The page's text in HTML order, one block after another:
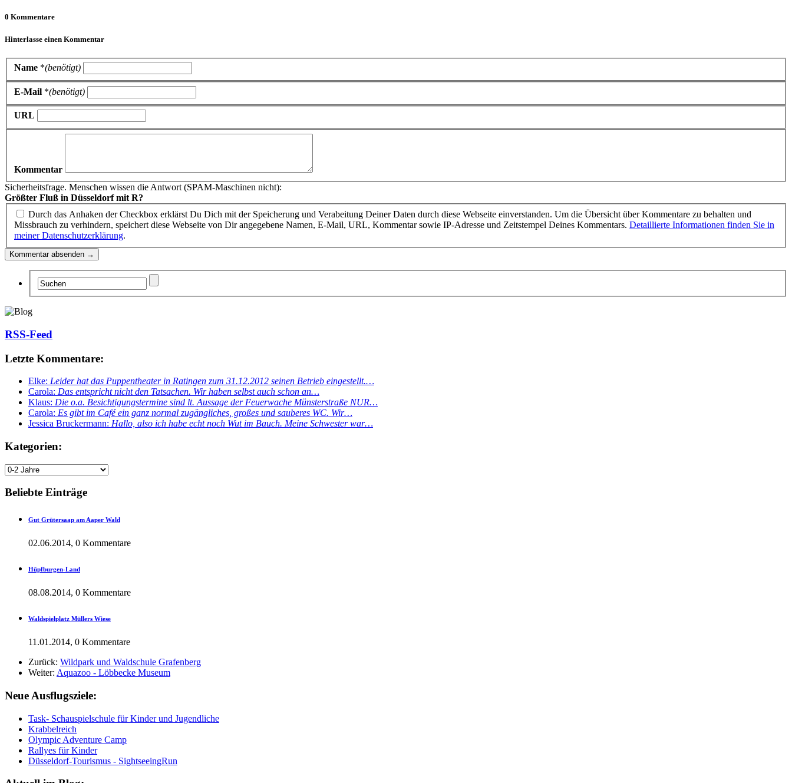
0 Kommentare
Hinterlasse einen Kommentar
Name *(benötigt)
E-Mail *(benötigt)
URL
Kommentar
Sicherheitsfrage. Menschen wissen die Antwort (SPAM-Maschinen nicht):
Größter Fluß in Düsseldorf mit R?
Durch das Anhaken der Checkbox erklärst Du Dich mit der Speicherung und Verabeitung Deiner Daten durch diese Webseite einverstanden. Um die Übersicht über Kommentare zu behalten und
Missbrauch zu verhindern, speichert diese Webseite von Dir angegebene Namen, E-Mail, URL, Kommentar sowie IP-Adresse und Zeitstempel Deines Kommentars. Detaillierte Informationen finden Sie in
meiner Datenschutzerklärung.
RSS-Feed
Letzte Kommentare:
Elke: Leider hat das Puppentheater in Ratingen zum 31.12.2012 seinen Betrieb eingestellt.…
Carola: Das entspricht nicht den Tatsachen. Wir haben selbst auch schon an…
Klaus: Die o.a. Besichtigungstermine sind lt. Aussage der Feuerwache Münsterstraße NUR…
Carola: Es gibt im Café ein ganz normal zugängliches, großes und sauberes WC. Wir…
Jessica Bruckermann: Hallo, also ich habe echt noch Wut im Bauch. Meine Schwester war…
Kategorien:
Beliebte Einträge
Gut Grütersaap am Aaper Wald
02.06.2014, 0 Kommentare
Hüpfburgen-Land
08.08.2014, 0 Kommentare
Waldspielplatz Müllers Wiese
11.01.2014, 0 Kommentare
Zurück: Wildpark und Waldschule Grafenberg
Weiter: Aquazoo - Löbbecke Museum
Neue Ausflugsziele:
Task- Schauspielschule für Kinder und Jugendliche
Krabbelreich
Olympic Adventure Camp
Rallyes für Kinder
Düsseldorf-Tourismus - SightseeingRun